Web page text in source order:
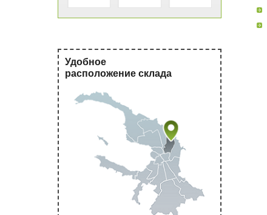
Удобное
расположение склада